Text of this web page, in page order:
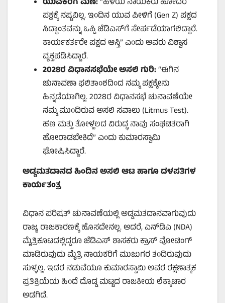
ಪಕ್ಷಕ್ಕೆ ನಷ್ಟವಿಲ್ಲ. ಇಂದಿನ ಯುವ ಪೀಳಿಗೆ (Gen Z) ಪಕ್ಷದ
ಸಿದ್ಧಾಂತವನ್ನು ಒಪ್ಪಿ ಜೆಡಿಎಸ್‌ಗೆ ಸೇರ್ಪಡೆಯಾಗಲಿದ್ದಾರೆ.
ಕಾರ್ಯಕರ್ತರೇ ಪಕ್ಷದ ಆಸ್ತಿ” ಎಂದು ಅವರು ವಿಶ್ವಾಸ
ವ್ಯಕ್ತಪಡಿಸಿದ್ದಾರೆ.
2028ರ ವಿಧಾನಸಭೆಯೇ ಅಸಲಿ ಗುರಿ:“ಈಗಿನ
ಚುನಾವಣಾ ಫಲಿತಾಂಶದಿಂದ ನಮ್ಮ ಪಕ್ಷಕ್ಕೇನು
ಹಿನ್ನಡೆಯಾಗಿಲ್ಲ. 2028ರ ವಿಧಾನಸಭೆ ಚುನಾವಣೆಯೇ
ನಮ್ಮ ಮುಂದಿರುವ ಅಸಲಿ ಸವಾಲು (Litmus Test).
ಹಣ ಮತ್ತು ತೋಳ್ಬಲದ ವಿರುದ್ಧ ನಾವು ಸಂಘಟಿತರಾಗಿ
ಹೋರಾಡಬೇಕಿದೆ” ಎಂದು ಕುಮಾರಸ್ವಾಮಿ
ಘೋಷಿಸಿದ್ದಾರೆ.
ಅಡ್ಡಮತದಾನದ ಹಿಂದಿನ ಅಸಲಿ ಆಟ ಹಾಗೂ ದಳಪತಿಗಳ
ಕಾರ್ಯತಂತ್ರ
ವಿಧಾನ ಪರಿಷತ್ ಚುನಾವಣೆಯಲ್ಲಿ ಅಡ್ಡಮತದಾನವಾಗುವುದು
ರಾಜ್ಯ ರಾಜಕಾರಣಕ್ಕೆ ಹೊಸದೇನಲ್ಲ. ಆದರೆ, ಎನ್‌ಡಿಎ (NDA)
ಮೈತ್ರಿಕೂಟದಲ್ಲಿದ್ದರೂ ಜೆಡಿಎಸ್ ಶಾಸಕರು ಕ್ರಾಸ್ ವೋಟಿಂಗ್
ಮಾಡಿರುವುದು ಮೈತ್ರಿ ನಾಯಕರಿಗೆ ಮುಜುಗರ ತಂದಿರುವುದು
ಸುಳ್ಳಲ್ಲ. ಇದರ ನಡುವೆಯೂ ಕುಮಾರಸ್ವಾಮಿ ಅವರ ರಕ್ಷಣಾತ್ಮಕ
ಪ್ರತಿಕ್ರಿಯೆಯ ಹಿಂದೆ ದೊಡ್ಡ ಮಟ್ಟದ ರಾಜಕೀಯ ಲೆಕ್ಕಾಚಾರ
ಅಡಗಿದೆ.